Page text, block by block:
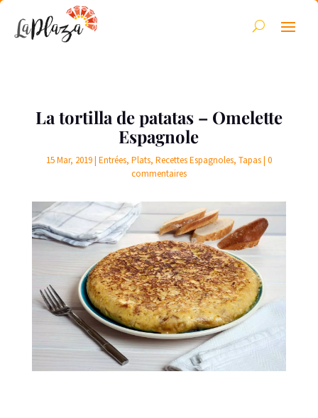
La tortilla de patatas – Omelette
Espagnole
15 Mar, 2019| Entrées, Plats, Recettes Espagnoles, Tapas| 0
commentaires